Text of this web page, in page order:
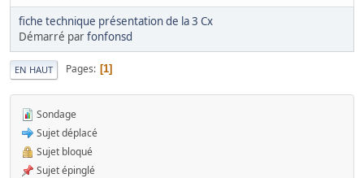
fiche technique présentation de la 3 Cx
Démarré parfonfonsd
EN HAUT Pages 1
Sondage
Sujet déplacé
Sujet bloqué
Sujet épinglé